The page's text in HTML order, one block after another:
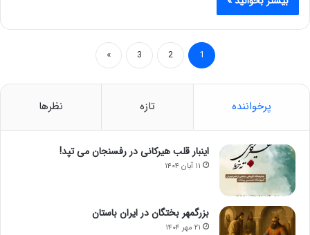
1
2
3
»
پرخواننده تازه نظرها
اینبار قلب هیرکانی در رفسنجان می تپد!
۱۱ آبان ۱۴۰۴
بزرگمهر بختگان در ایران باستان
۲۱ مهر ۱۴۰۴